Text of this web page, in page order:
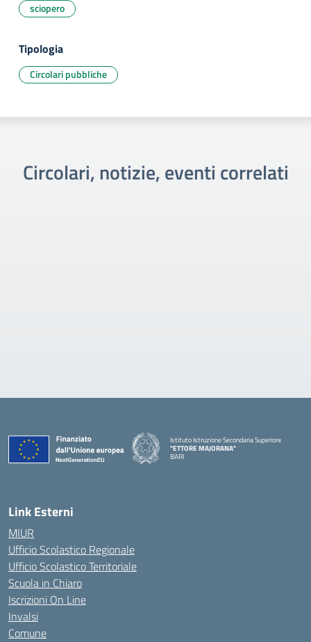
sciopero
Tipologia
Circolari pubbliche
Circolari, notizie, eventi correlati
Istituto Istruzione Secondaria Superiore
"ETTORE MAJORANA"
BARI
Link Esterni
MIUR
Ufficio Scolastico Regionale
Ufficio Scolastico Territoriale
Scuola in Chiaro
Iscrizioni On Line
Invalsi
Comune